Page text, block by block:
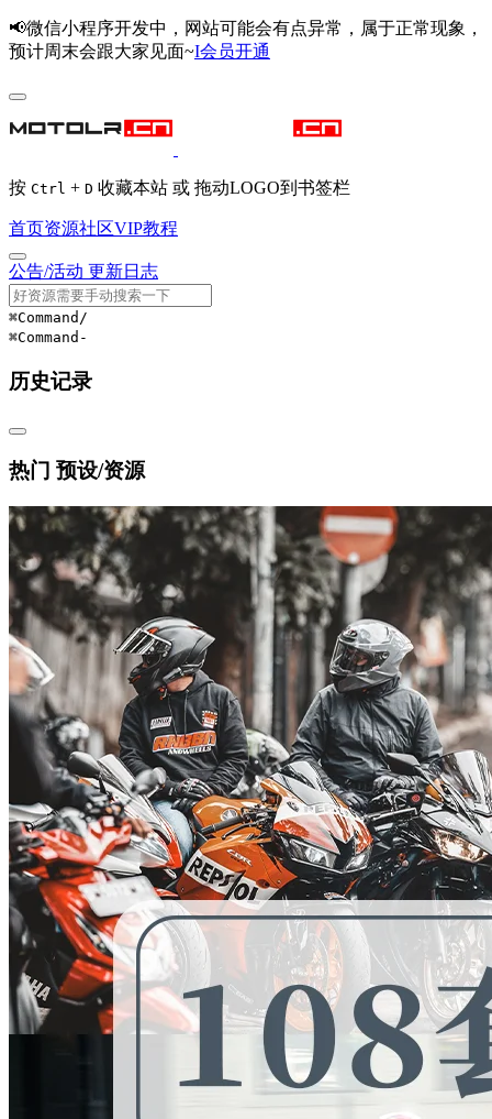
📢微信小程序开发中，网站可能会有点异常，属于正常现象，
预计周末会跟大家见面~I会员开通
按 Ctrl + D 收藏本站 或 拖动LOGO到书签栏
首页资源社区VIP教程
公告/活动 更新日志
⌘Command /
⌘Command -
历史记录
热门 预设/资源